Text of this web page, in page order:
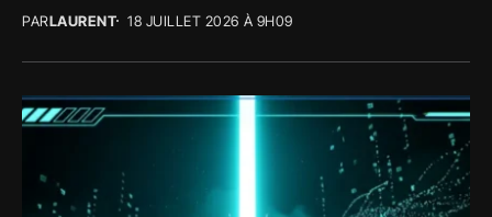
PARLAURENT 18 JUILLET 2026 À 9H09